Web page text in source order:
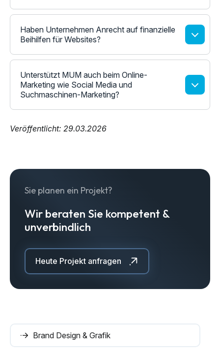
Haben Unternehmen Anrecht auf finanzielle
Beihilfen für Websites?
Unterstützt MUM auch beim Online-
Marketing wie Social Media und
Suchmaschinen-Marketing?
Veröffentlicht: 29.03.2026
Sie planen ein Projekt?
Wir beraten Sie kompetent &
unverbindlich
Heute Projekt anfragen
Brand Design & Grafik